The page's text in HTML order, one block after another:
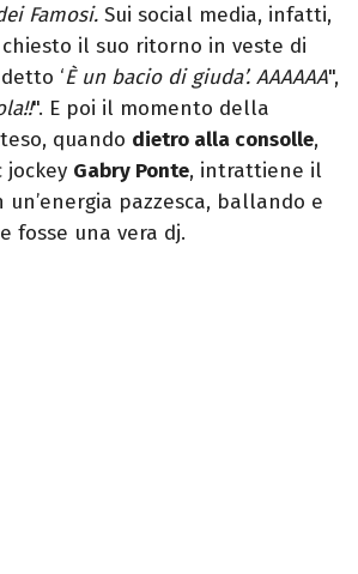
Famosi. Sui social media, infatti,
il suo ritorno in veste di
‘È un bacio di giuda’. AAAAAA",
". E poi il momento della
quando dietro alla consolle,
jockey Gabry Ponte, intrattiene il
pazzesca, ballando e
fosse una vera dj.